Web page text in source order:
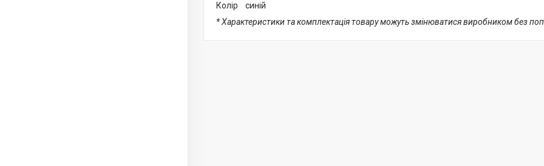
Колір синій
* Характеристики та комплектація товару можуть змінюватися виробником без